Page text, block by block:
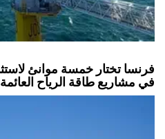
في مشاريع طاقة الرياح العائمة